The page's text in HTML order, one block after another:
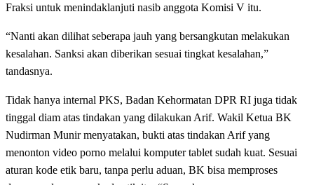
Fraksi untuk menindaklanjuti nasib anggota Komisi V itu.
“Nanti akan dilihat seberapa jauh yang bersangkutan melakukan
kesalahan. Sanksi akan diberikan sesuai tingkat kesalahan,”
tandasnya.
Tidak hanya internal PKS, Badan Kehormatan DPR RI juga tidak
tinggal diam atas tindakan yang dilakukan Arif. Wakil Ketua BK
Nudirman Munir menyatakan, bukti atas tindakan Arif yang
menonton video porno melalui komputer tablet sudah kuat. Sesuai
aturan kode etik baru, tanpa perlu aduan, BK bisa memproses